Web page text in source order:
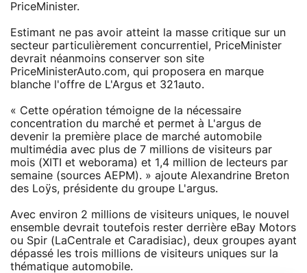
PriceMinister.
Estimant ne pas avoir atteint la masse critique sur un
secteur particulièrement concurrentiel, PriceMinister
devrait néanmoins conserver son site
PriceMinisterAuto.com, qui proposera en marque
blanche l'offre de L'Argus et 321auto.
« Cette opération témoigne de la nécessaire
concentration du marché et permet à L'argus de
devenir la première place de marché automobile
multimédia avec plus de 7 millions de visiteurs par
mois (XITI et weborama) et 1,4 million de lecteurs par
semaine (sources AEPM). » ajoute Alexandrine Breton
des Loÿs, présidente du groupe L'argus.
Avec environ 2 millions de visiteurs uniques, le nouvel
ensemble devrait toutefois rester derrière eBay Motors
ou Spir (LaCentrale et Caradisiac), deux groupes ayant
dépassé les trois millions de visiteurs uniques sur la
thématique automobile.